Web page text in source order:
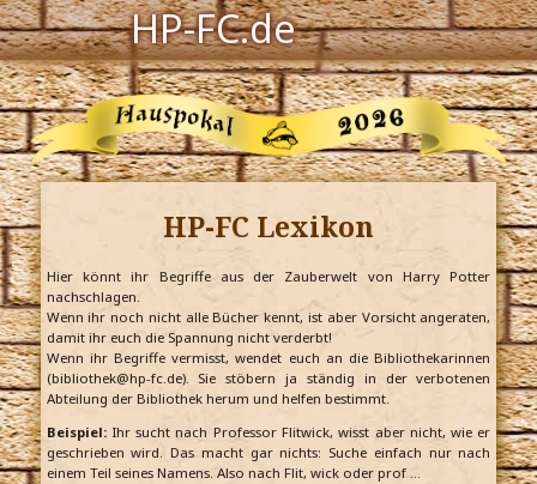
HP-FC.de
Navigation
Harry Potter
Der HP-FC
Hogwarts
Zauberwelt
Willkommen
Jetzt Fanclub-Mitglied werden!
HP-FC Lexikon
Hier könnt ihr Begriffe aus der Zauberwelt von Harry Potter
nachschlagen.
Wenn ihr noch nicht alle Bücher kennt, ist aber Vorsicht angeraten,
damit ihr euch die Spannung nicht verderbt!
Wenn ihr Begriffe vermisst, wendet euch an die Bibliothekarinnen
(bibliothek@hp-fc.de). Sie stöbern ja ständig in der verbotenen
Abteilung der Bibliothek herum und helfen bestimmt.
Beispiel:Ihr sucht nach Professor Flitwick, wisst aber nicht, wie er
geschrieben wird. Das macht gar nichts: Suche einfach nur nach
einem Teil seines Namens. Also nach Flit, wick oder prof …